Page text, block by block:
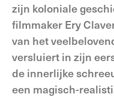
zijn koloniale
filmmaker Ery
van het
versluiert in zijn
de innerlijke
een magisch-